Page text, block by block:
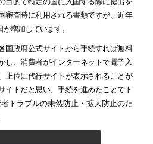
審査時に利用される書類ですが、近年
増加しています。
国政府公式サイトから手続すれば無料
し、消費者がインターネットで電子入
上位に代行サイトが表示されることが
イトだと思い、手続を進めたことでト
トラブルの未然防止・拡大防止のた